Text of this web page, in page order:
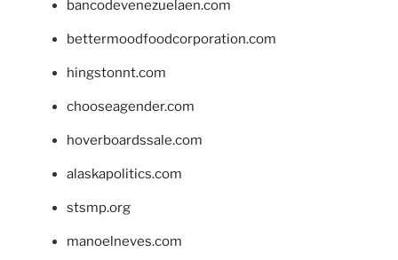
bancodevenezuelaen.com
bettermoodfoodcorporation.com
hingstonnt.com
chooseagender.com
hoverboardssale.com
alaskapolitics.com
stsmp.org
manoelneves.com